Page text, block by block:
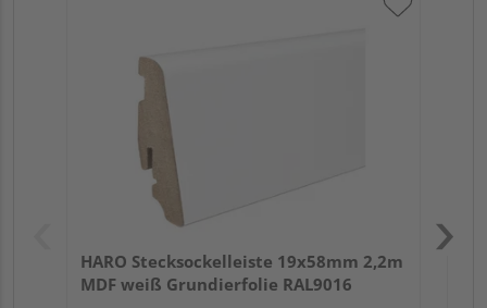
HARO Stecksockelleiste 19x58mm 2,2m
MDF weiß Grundierfolie RAL9016